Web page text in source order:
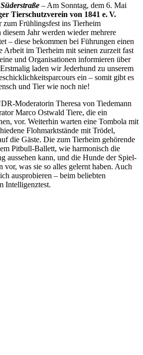
– Am Sonntag, dem 6. Mai
Tierschutzverein von 1841 e. V.
Frühlingsfest ins Tierheim
Jahr werden wieder mehrere
– diese bekommen bei Führungen einen
im Tierheim mit seinen zurzeit fast
und Organisationen informieren über
laden wir Jederhund zu unserem
ein – somit gibt es
und Tier wie noch nie!
Moderatorin Theresa von Tiedemann
Marco Ostwald Tiere, die ein
vor. Weiterhin warten eine Tombola mit
Flohmarktstände mit Trödel,
die Gäste. Die zum Tierheim gehörende
Pitbull-Ballett, wie harmonisch die
aussehen kann, und die Hunde der Spiel-
vor, was sie so alles gelernt haben. Auch
ausprobieren – beim beliebten
Intelligenztest.